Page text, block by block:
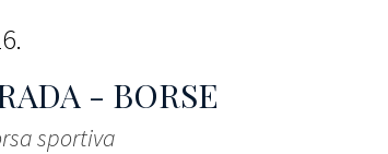
- BORSE
sportiva